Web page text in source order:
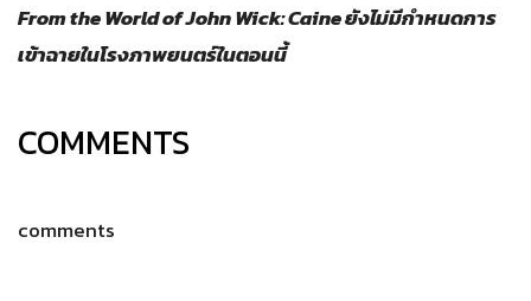
From the World of John Wick: Caine ยังไม่มีกำหนดการ
เข้าฉายในโรงภาพยนตร์ในตอนนี้
COMMENTS
comments